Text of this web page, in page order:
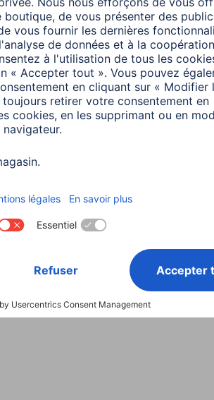
Choisissez un pays
Conditions de garantie